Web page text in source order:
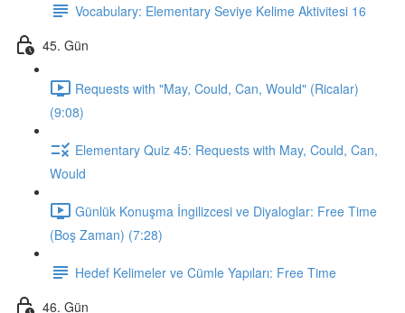
Vocabulary: Elementary Seviye Kelime Aktivitesi 16
45. Gün
Requests with "May, Could, Can, Would" (Ricalar)
(9:08)
Elementary Quiz 45: Requests with May, Could, Can,
Would
Günlük Konuşma İngilizcesi ve Diyaloglar: Free Time
(Boş Zaman) (7:28)
Hedef Kelimeler ve Cümle Yapıları: Free Time
46. Gün